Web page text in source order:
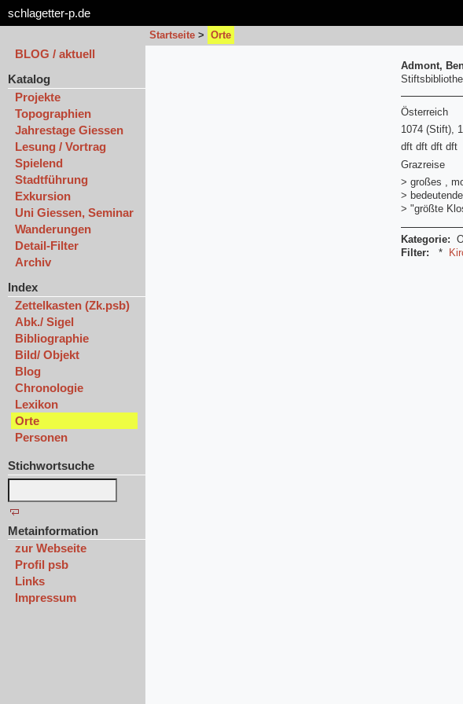
schlagetter-p.de
Startseite > Orte
BLOG / aktuell
Katalog
Projekte
Topographien
Jahrestage Giessen
Lesung / Vortrag
Spielend
Stadtführung
Exkursion
Uni Giessen, Seminar
Wanderungen
Detail-Filter
Archiv
Index
Zettelkasten (Zk.psb)
Abk./ Sigel
Bibliographie
Bild/ Objekt
Blog
Chronologie
Lexikon
Orte
Personen
Stichwortsuche
Metainformation
zur Webseite
Profil psb
Links
Impressum
Admont,
Österreich
1074 (Stift),
dft dft dft dft
Grazreise
> großes ,
>
> "größte
Kategorie:
Filter:
*